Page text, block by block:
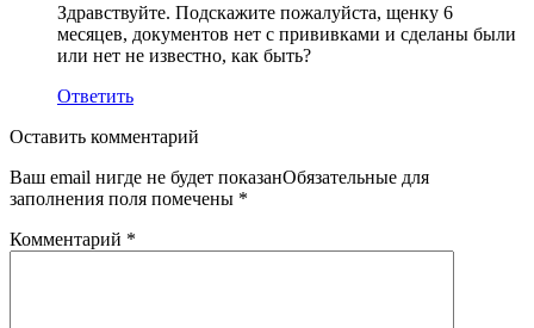
Здравствуйте. Подскажите пожалуйста, щенку 6
месяцев, документов нет с прививками и сделаны были
или нет не известно, как быть?
Ответить
Оставить комментарий
Ваш email нигде не будет показанОбязательные для
заполнения поля помечены *
Комментарий *